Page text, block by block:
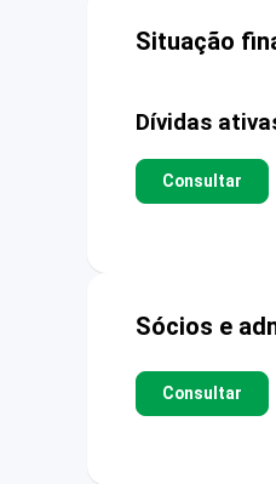
Situação
Dívidas
Consultar
Sócios e
Consultar